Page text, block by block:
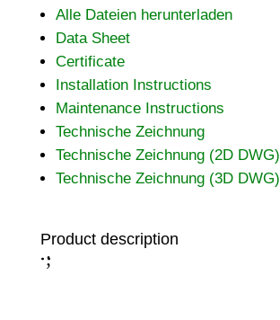
Alle Dateien herunterladen
Data Sheet
Certificate
Installation Instructions
Maintenance Instructions
Technische Zeichnung
Technische Zeichnung (2D DWG)
Technische Zeichnung (3D DWG)
Product description
:
;